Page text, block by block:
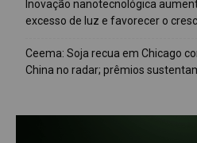
Inovação nanotecnológica
excesso de luz e favorecer o
Ceema: Soja recua em Chicago
China no radar; prêmios